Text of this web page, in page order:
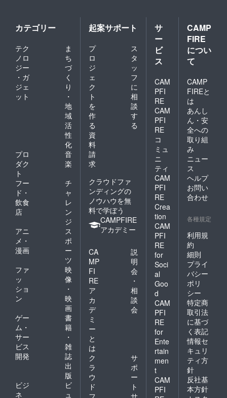
カテゴリー
テク
ノロ
ジー
・ガ
ジェ
ット
ま
ち
づ
く
り
・
地
域
活
性
化
プロ
ダク
ト
音
楽
フー
ド・
飲食
店
チ
ャ
レ
ン
ジ
アニ
メ・
漫画
ス
ポ
ー
ツ
ファ
ッ
ショ
ン
映
像
・
映
画
ゲー
ム・
サー
ビス
開発
書
籍
・
雑
誌
出
版
ビジ
ネ
ビ
ュ
起案サポート
プ
ロ
ジ
ェ
ク
ト
を
作
る
ス
タ
ッ
フ
に
相
談
す
る
資
料
請
求
クラウドファ
ンディングの
ノウハウを無
料で学ぼう
CAMPFIRE
アカデミー
CA
MP
FI
RE
ア
カ
デ
ミ
ー
と
は
説
明
会
・
相
談
会
ク
ラ
ウ
ド
サ
ポ
ー
ト
サ
ー
ビ
ス
CAM
PFI
RE
CAM
PFI
RE
コ
ミュ
ニ
ティ
CAM
PFI
RE
Crea
tion
CAM
PFI
RE
for
Soci
al
Goo
d
CAM
PFI
RE
for
Ente
rtain
men
t
CAM
PFI
CAMP
FIRE
につい
て
CAMP
FIREと
は
あんし
ん・安
全への
取り組
み
ニュー
ス
ヘルプ
お問い
合わせ
各種規定
利用規
約
細則
プライ
バシー
ポリ
シー
特定商
取引法
に基づ
く表記
情報セ
キュリ
ティ方
針
反社基
本方針